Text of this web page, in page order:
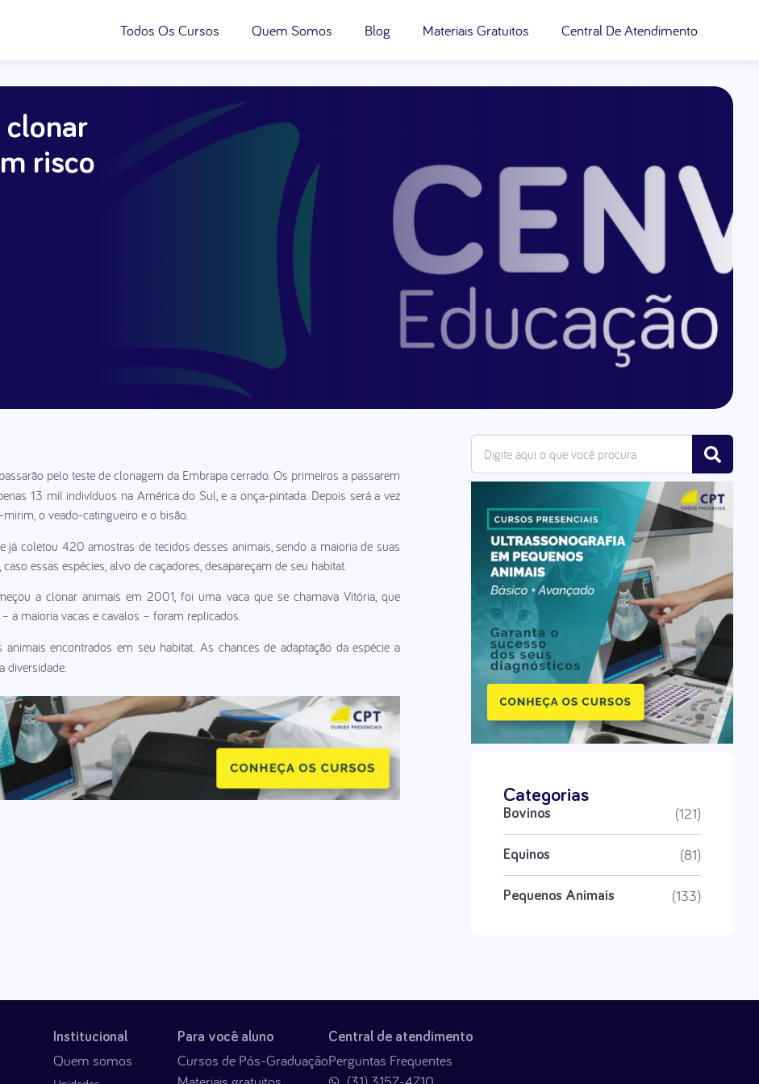
Todos Os Cursos Quem Somos Blog Materiais Gratuitos Central De Atendimento
clonar
risco
pelo teste de clonagem da Embrapa cerrado. Os primeiros a passarem
13 mil indivíduos na América do Sul, e a onça-pintada. Depois será a vez
o veado-catingueiro e o bisão.
coletou 420 amostras de tecidos desses animais, sendo a maioria de suas
essas espécies, alvo de caçadores, desapareçam de seu habitat.
a clonar animais em 2001, foi uma vaca que se chamava Vitória, que
a maioria vacas e cavalos – foram replicados.
encontrados em seu habitat. As chances de adaptação da espécie a
diversidade.
Categorias
Bovinos (121)
Equinos (81)
Pequenos Animais (133)
Institucional
Quem somos
Para você aluno
Cursos de Pós-Graduação
Central de atendimento
Perguntas Frequentes